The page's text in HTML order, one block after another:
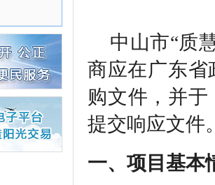
中山市“质
商应在广东省
购文件，并于
提交响应文件
一、项目基本